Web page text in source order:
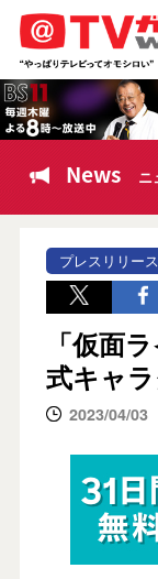
News ニ
プレスリリー
「仮面
式キャ
2023/04/03